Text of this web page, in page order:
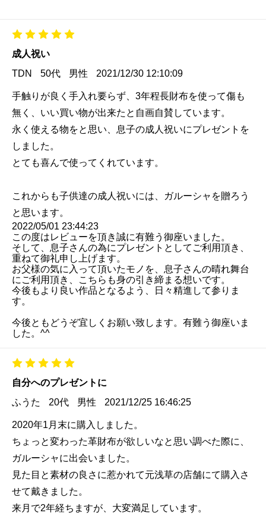
成人祝い
TDN
50代 男性 2021/12/30 12:10:09
手触りが良く手入れ要らず、3年程長財布を使って傷も
無く、いい買い物が出来たと自画自賛しています。
永く使える物をと思い、息子の成人祝いにプレゼントを
しました。
とても喜んで使ってくれています。
これからも子供達の成人祝いには、ガルーシャを贈ろう
と思います。
2022/05/01 23:44:23
この度はレビューを頂き誠に有難う御座いました。
そして、息子さんの為にプレゼントとしてご利用頂き、
重ねて御礼申し上げます。
お父様の気に入って頂いたモノを、息子さんの晴れ舞台
にご利用頂き、こちらも身の引き締まる想いです。
今後もより良い作品となるよう、日々精進して参りま
す。
今後ともどうぞ宜しくお願い致します。有難う御座いま
した。^^
自分へのプレゼントに
ふうた
20代 男性 2021/12/25 16:46:25
2020年1月末に購入しました。
ちょっと変わった革財布が欲しいなと思い調べた際に、
ガルーシャに出会いました。
見た目と素材の良さに惹かれて元浅草の店舗にて購入さ
せて戴きました。
来月で2年経ちますが、大変満足しています。